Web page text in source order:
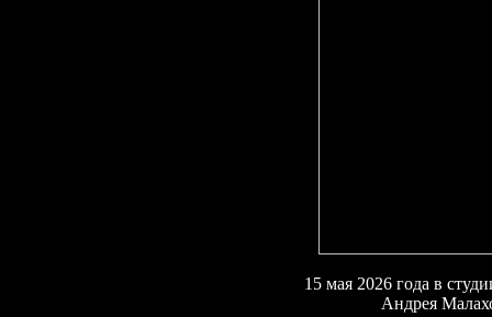
15 мая 2026 года в
Андрея